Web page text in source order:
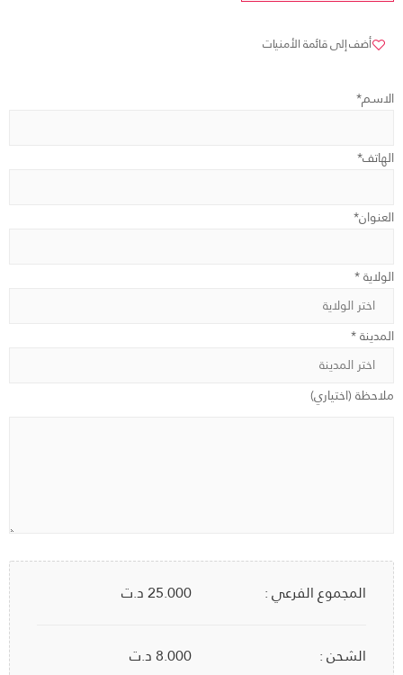
أضف إلى قائمة الأمنيات
الاسم*
الهاتف*
العنوان*
الولاية *
المدينة *
ملاحظة (اختياري)
المجموع الفرعي : 25.000د.ت
الشحن : 8.000 د.ت